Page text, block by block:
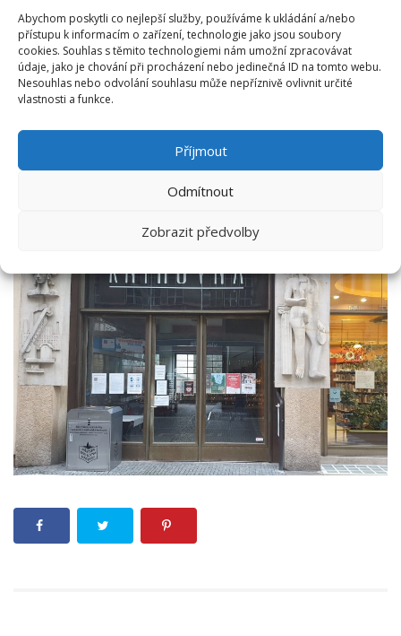
Abychom poskytli co nejlepší služby, používáme k ukládání a/nebo
přístupu k informacím o zařízení, technologie jako jsou soubory
cookies. Souhlas s těmito technologiemi nám umožní zpracovávat
údaje, jako je chování při procházení nebo jedinečná ID na tomto webu.
Nesouhlas nebo odvolání souhlasu může nepříznivě ovlivnit určité
vlastnosti a funkce.
Příjmout
Odmítnout
Zobrazit předvolby